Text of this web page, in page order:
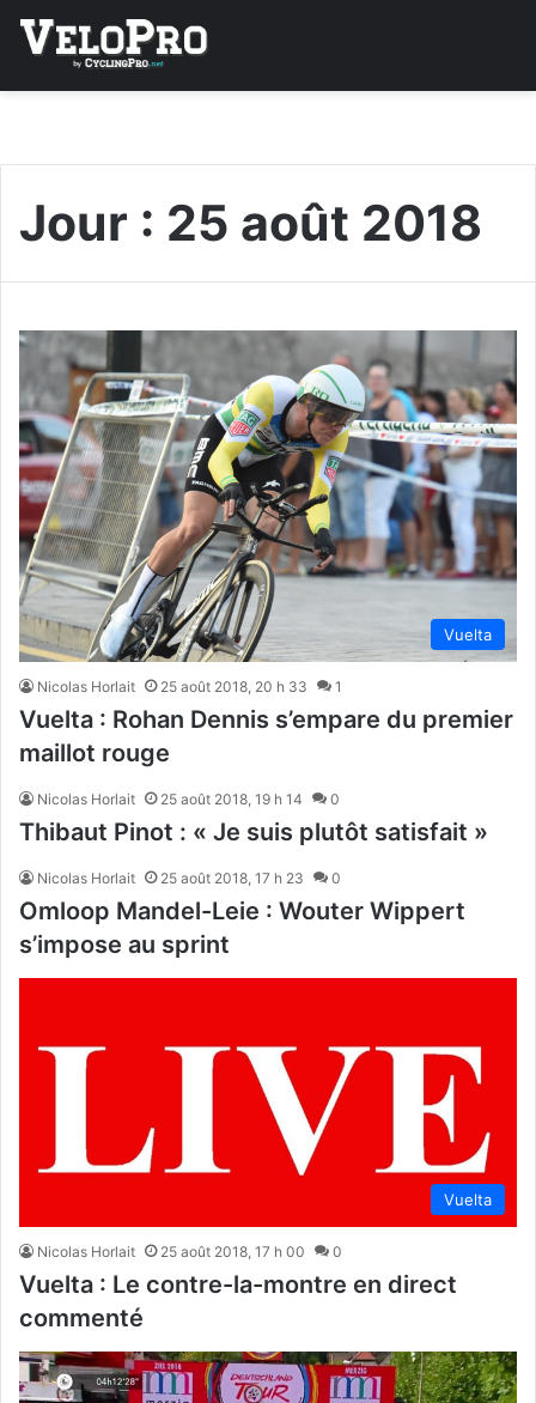
Jour : 25 août 2018
Vuelta
Nicolas Horlait 25 août 2018, 20 h 33 1
Vuelta : Rohan Dennis s’empare du premier
maillot rouge
Nicolas Horlait 25 août 2018, 19 h 14 0
Thibaut Pinot : « Je suis plutôt satisfait »
Nicolas Horlait 25 août 2018, 17 h 23 0
Omloop Mandel-Leie : Wouter Wippert
s’impose au sprint
Vuelta
Nicolas Horlait 25 août 2018, 17 h 00 0
Vuelta : Le contre-la-montre en direct
commenté